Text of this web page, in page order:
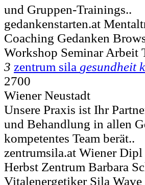
und Gruppen-Trainings..
gedankenstarten.at
Coaching Gedanken
Workshop Seminar Arbeit
3 zentrum sila gesundheit
2700
Wiener Neustadt
Unsere Praxis ist Ihr
und Behandlung in allen
kompetentes Team berät..
zentrumsila.at Wiener
Herbst Zentrum Barbara
Vitalenergetiker Sila